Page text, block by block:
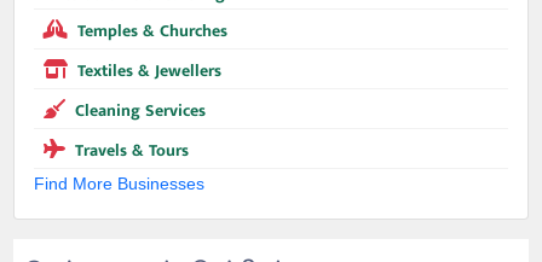
Temples & Churches
Textiles & Jewellers
Cleaning Services
Travels & Tours
Find More Businesses